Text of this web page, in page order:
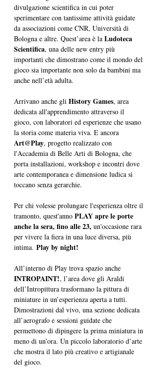
divulgazione scientifica in cui poter
sperimentare con tantissime attività guidate
da associazioni come CNR, Università di
Bologna e altre. Quest’area è la Ludoteca
Scientifica, una delle new entry più
importanti che dimostrano come il mondo del
gioco sia importante non solo da bambini ma
anche nell’età adulta.
Arrivano anche gli History Games, area
dedicata all'apprendimento attraverso il
gioco, con laboratori ed esperienze che usano
la storia come materia viva. E ancora
Art@Play, progetto realizzato con
l'Accademia di Belle Arti di Bologna, che
porta installazioni, workshop e incontri dove
arte contemporanea e dimensione ludica si
toccano senza gerarchie.
Per chi volesse prolungare l'esperienza oltre il
tramonto, quest'anno PLAY apre le porte
anche la sera, fino alle 23, un'occasione rara
per vivere la fiera in una luce diversa, più
intima. Play by night!
All’interno di Play trova spazio anche
INTROPAINT!, l’area dove gli Araldi
dell’Intropittura trasformano la pittura di
miniature in un’esperienza aperta a tutti.
Dimostrazioni dal vivo, una sezione dedicata
all’aerografo e sessioni guidate che
permettono di dipingere la prima miniatura in
meno di un’ora. Un piccolo laboratorio d’arte
che mostra il lato più creativo e artigianale
del gioco.